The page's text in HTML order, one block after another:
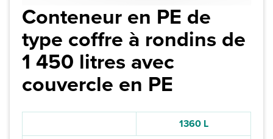
Conteneur en PE de
type coffre à rondins de
1 450 litres avec
couvercle en PE
1360 L